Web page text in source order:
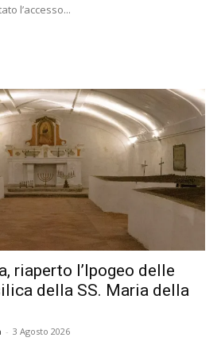
l’accesso...
riaperto l’Ipogeo delle
della SS. Maria della
- 3 Agosto 2026